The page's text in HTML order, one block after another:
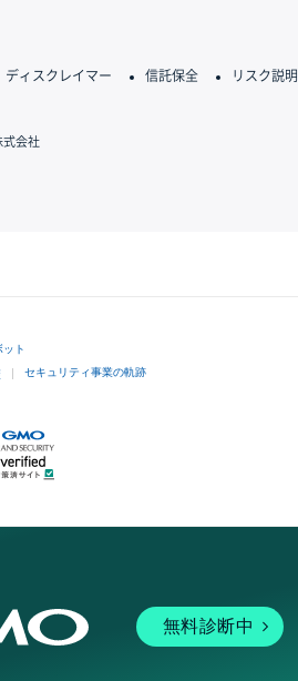
ディスクレイマー 信託保全 リスク説明
式会社
ト
セキュリティ事業の軌跡
無料診断中